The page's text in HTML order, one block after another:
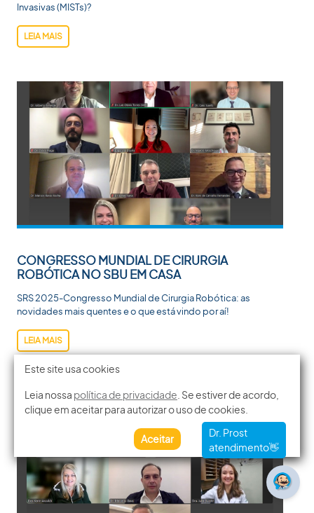
Invasivas (MISTs)?
LEIA MAIS
CONGRESSO MUNDIAL DE CIRURGIA
ROBÓTICA NO SBU EM CASA
SRS 2025-Congresso Mundial de Cirurgia Robótica: as
novidades mais quentes e o que está vindo por aí!
LEIA MAIS
Este site usa cookies
Leia nossa política de privacidade . Se estiver de acordo,
clique em aceitar para autorizar o uso de cookies.
Aceitar